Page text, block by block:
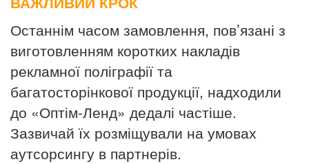
Останнім часом замовлення, пов’язані з
виготовленням коротких накладів
рекламної поліграфії та
багатосторінкової продукції, надходили
до «Оптім-Ленд» дедалі частіше.
Зазвичай їх розміщували на умовах
аутсорсингу в партнерів.